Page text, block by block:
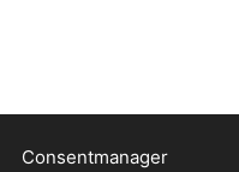
Consentmanager